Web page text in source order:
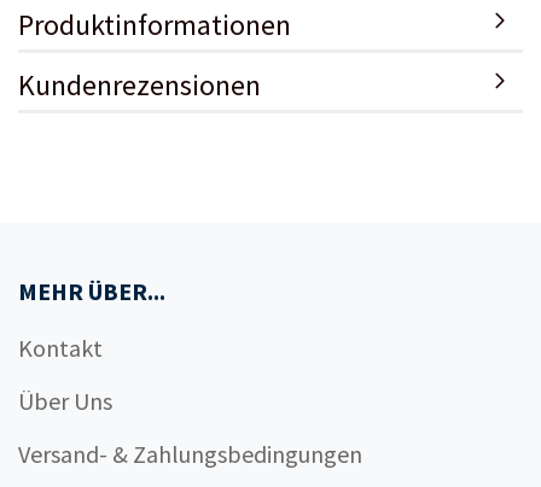
Produktinformationen
Kundenrezensionen
MEHR ÜBER...
Kontakt
Über Uns
Versand- & Zahlungsbedingungen